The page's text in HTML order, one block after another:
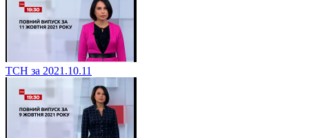
ТСН за 2021.10.11